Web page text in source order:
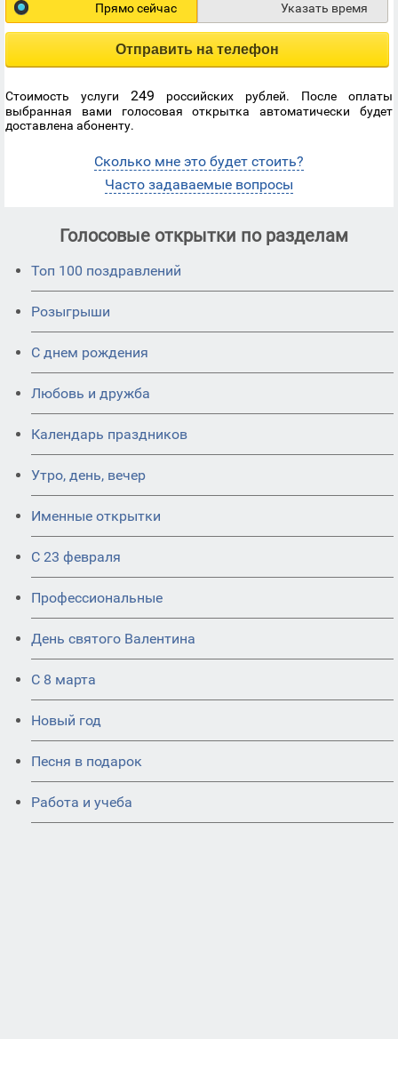
Прямо сейчас Указать время
Отправить на телефон
Стоимость услуги 249 российских рублей. После оплаты
выбранная вами голосовая открытка автоматически будет
доставлена абоненту.
Сколько мне это будет стоить?
Часто задаваемые вопросы
Голосовые открытки по разделам
Топ 100 поздравлений
Розыгрыши
С днем рождения
Любовь и дружба
Календарь праздников
Утро, день, вечер
Именные открытки
С 23 февраля
Профессиональные
День святого Валентина
С 8 марта
Новый год
Песня в подарок
Работа и учеба